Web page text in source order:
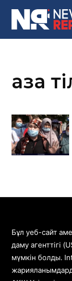
қазақ
Бұл уеб-сайт
даму агенттігі
мүмкін болды.